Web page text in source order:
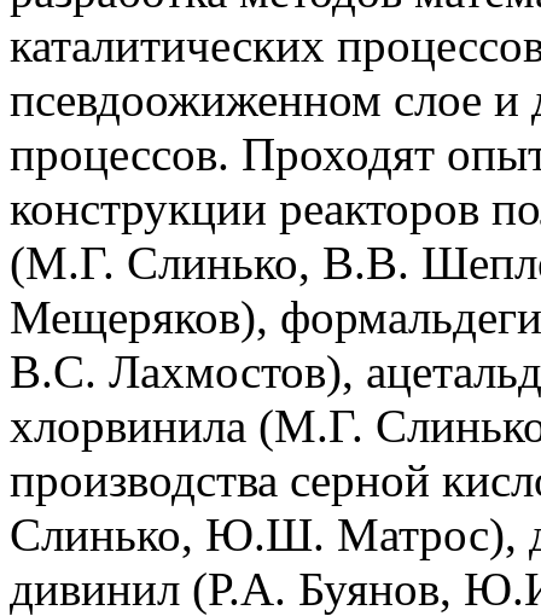
каталитических
псевдоожиженном слое и
процессов. Проходят
конструкции реакторов
(М.Г. Слинько, В.В.
Мещеряков),
В.С. Лахмостов),
хлорвинила (М.Г.
производства серной
Слинько, Ю.Ш. Матрос),
дивинил (Р.А. Буянов,